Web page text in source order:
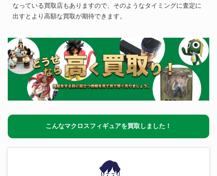
なっている買取店もありますので、そのようなタイミングに査定に
出すとより高額な買取が期待できます。
こんなマクロスフィギュアを買取しました！